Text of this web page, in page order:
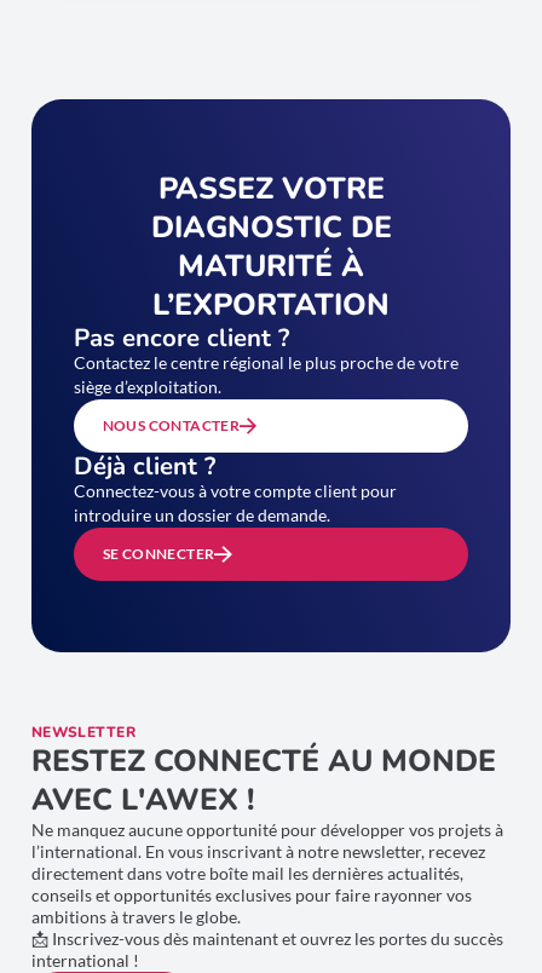
PASSEZ VOTRE
DIAGNOSTIC DE
MATURITÉ À
L’EXPORTATION
Pas encore client ?
Contactez le centre régional le plus proche de votre
siège d’exploitation.
NOUS CONTACTER
Déjà client ?
Connectez-vous à votre compte client pour
introduire un dossier de demande.
SE CONNECTER
NEWSLETTER
RESTEZ CONNECTÉ AU MONDE
AVEC L'AWEX !
Ne manquez aucune opportunité pour développer vos projets à
l’international. En vous inscrivant à notre newsletter, recevez
directement dans votre boîte mail les dernières actualités,
conseils et opportunités exclusives pour faire rayonner vos
ambitions à travers le globe.
📩 Inscrivez-vous dès maintenant et ouvrez les portes du succès
international !